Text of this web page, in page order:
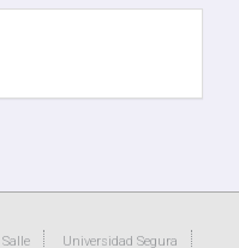
Universidad Segura